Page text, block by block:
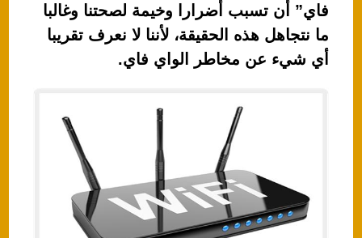
فاي” أن تسبب أضرارا وخيمة لصحتنا وغالبا
ما نتجاهل هذه الحقيقة، لأننا لا نعرف تقريبا
أي شيء عن مخاطر الواي فاي.